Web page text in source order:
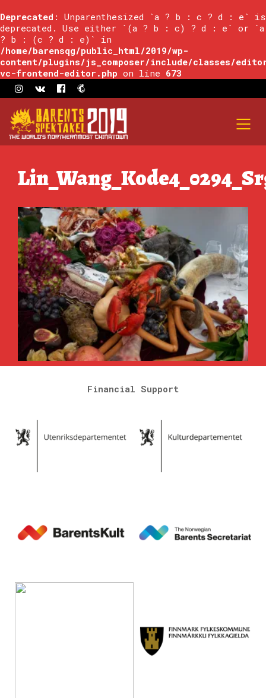
Deprecated : Unparenthesized `a ? b : c ? d : e` is
deprecated. Use either `(a ? b : c) ? d : e` or `a
? b : (c ? d : e)` in
/home/barensqg/public_html/2019/wp-
content/plugins/js_composer/include/classes/
vc-frontend-editor.php on line 673
Financial Support